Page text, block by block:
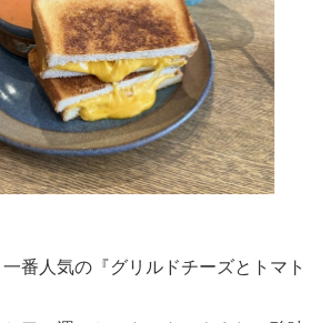
番人気の『グリルドチーズとトマト